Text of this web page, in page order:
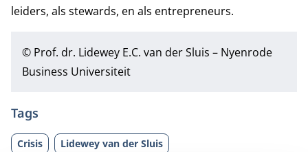
leiders, als stewards, en als entrepreneurs.
© Prof. dr. Lidewey E.C. van der Sluis – Nyenrode
Business Universiteit
Tags
Crisis Lidewey van der Sluis